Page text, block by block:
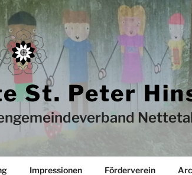
St. Peter
Impressionen Förderverein